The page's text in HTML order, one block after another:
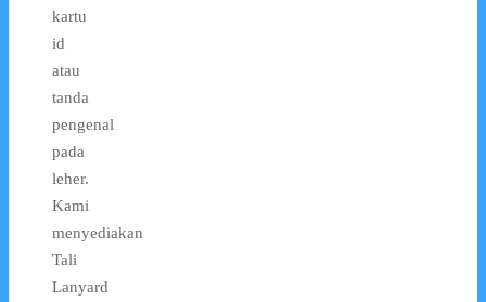
kartu
id
atau
tanda
pengenal
pada
leher.
Kami
menyediakan
Tali
Lanyard